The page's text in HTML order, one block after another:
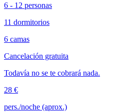
6 - 12 personas
11 dormitorios
6 camas
Cancelación gratuita
Todavía no se te cobrará nada.
28 €
pers./noche (aprox.)